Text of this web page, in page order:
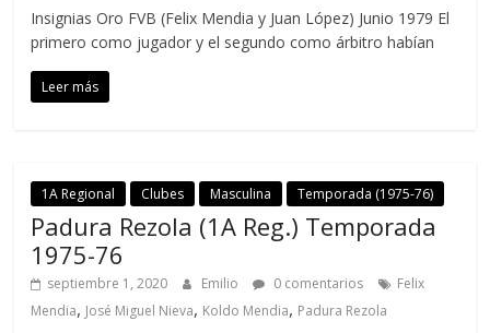
Insignias Oro FVB (Felix Mendia y Juan López) Junio 1979 El
primero como jugador y el segundo como árbitro habían
Leer más
1A Regional Clubes Masculina Temporada (1975-76)
Padura Rezola (1A Reg.) Temporada
1975-76
septiembre 1, 2020 Emilio 0 comentarios
Felix
Mendia, José Miguel Nieva, Koldo Mendia, Padura Rezola